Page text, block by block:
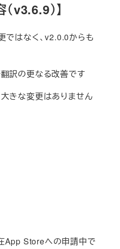
v3.6.9）】
ではなく、v2.0.0からも
訳の更なる改善です
きな変更はありません
App Storeへの申請中で